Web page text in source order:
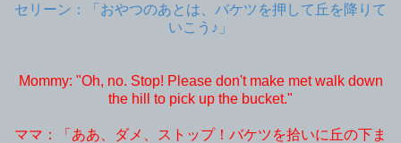
セリーン：「おやつのあとは、バケツを押して丘を降りて
いこう♪」
Mommy: "Oh, no. Stop! Please don't make met walk down
the hill to pick up the bucket."
ママ：「ああ、ダメ、ストップ！バケツを拾いに丘の下ま